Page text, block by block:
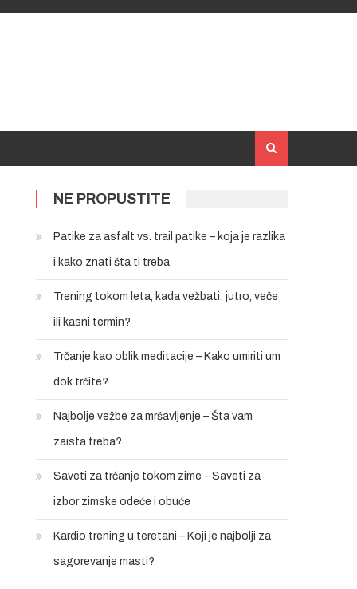
NE PROPUSTITE
Patike za asfalt vs. trail patike – koja je razlika
i kako znati šta ti treba
Trening tokom leta, kada vežbati: jutro, veče
ili kasni termin?
Trčanje kao oblik meditacije – Kako umiriti um
dok trčite?
Najbolje vežbe za mršavljenje – Šta vam
zaista treba?
Saveti za trčanje tokom zime – Saveti za
izbor zimske odeće i obuće
Kardio trening u teretani – Koji je najbolji za
sagorevanje masti?